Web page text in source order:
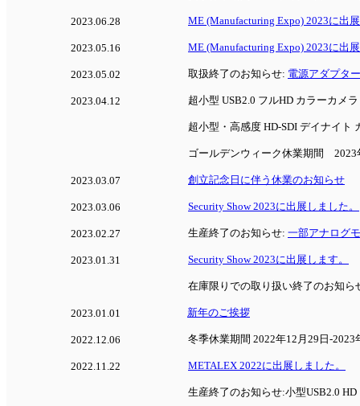
2023.06.28 ME (Manufacturing Expo) 2023に出
2023.05.16 ME (Manufacturing Expo) 2023に出
2023.05.02 取扱終了のお知らせ: 電源アダプタ
2023.04.12 超小型 USB2.0 フルHD カラーカメ
超小型・高感度 HD-SDI デイナイト
ゴールデンウィーク休業期間 2023
2023.03.07 創立記念日に伴う休業のお知らせ
2023.03.06 Security Show 2023に出展しました。
2023.02.27 生産終了のお知らせ: 一部アナログ
2023.01.31 Security Show 2023に出展します。
在庫限りでの取り扱い終了のお知ら
2023.01.01 新年のご挨拶
2022.12.06 冬季休業期間 2022年12月29日-2023
2022.11.22 METALEX 2022に出展しました。
生産終了のお知らせ:小型USB2.0